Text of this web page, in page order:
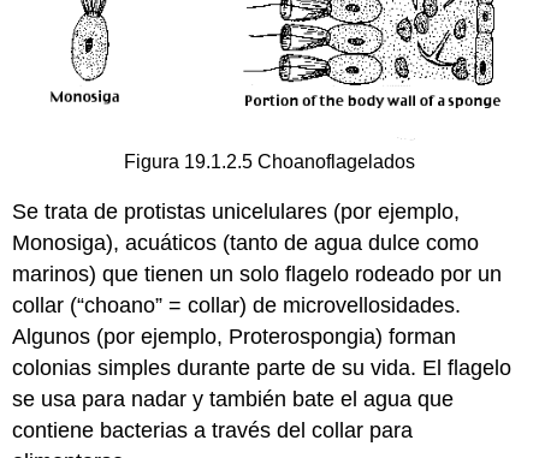
Figura 19.1.2.5 Choanoflagelados
Se trata de protistas unicelulares (por ejemplo,
Monosiga), acuáticos (tanto de agua dulce como
marinos) que tienen un solo flagelo rodeado por un
collar (“choano” = collar) de microvellosidades.
Algunos (por ejemplo, Proterospongia) forman
colonias simples durante parte de su vida. El flagelo
se usa para nadar y también bate el agua que
contiene bacterias a través del collar para